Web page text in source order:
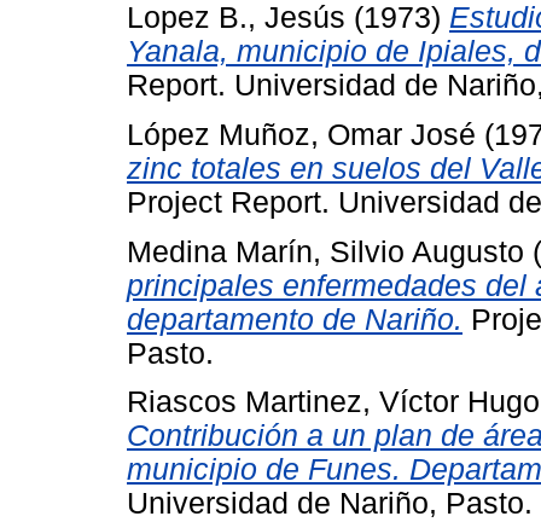
Lopez B., Jesús (1973)
Yanala, municipio de Ipiales,
Report. Universidad de
López Muñoz, Omar José
zinc totales en suelos del
Project Report. Universidad
Medina Marín, Silvio Augusto
principales enfermedades
departamento de Nariño.
Pasto.
Riascos Martinez, Víctor Hugo
Contribución a un plan de
municipio de Funes.
Universidad de Nariño, Pasto.